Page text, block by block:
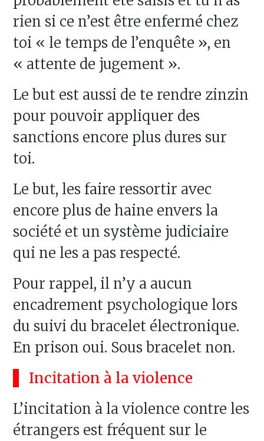
rien si ce n’est être enfermé chez
toi « le temps de l’enquête », en
« attente de jugement ».
Le but est aussi de te rendre zinzin
pour pouvoir appliquer des
sanctions encore plus dures sur
toi.
Le but, les faire ressortir avec
encore plus de haine envers la
société et un système judiciaire
qui ne les a pas respecté.
Pour rappel, il n’y a aucun
encadrement psychologique lors
du suivi du bracelet électronique.
En prison oui. Sous bracelet non.
Incitation à la violence
L’incitation à la violence contre les
étrangers est fréquent sur le